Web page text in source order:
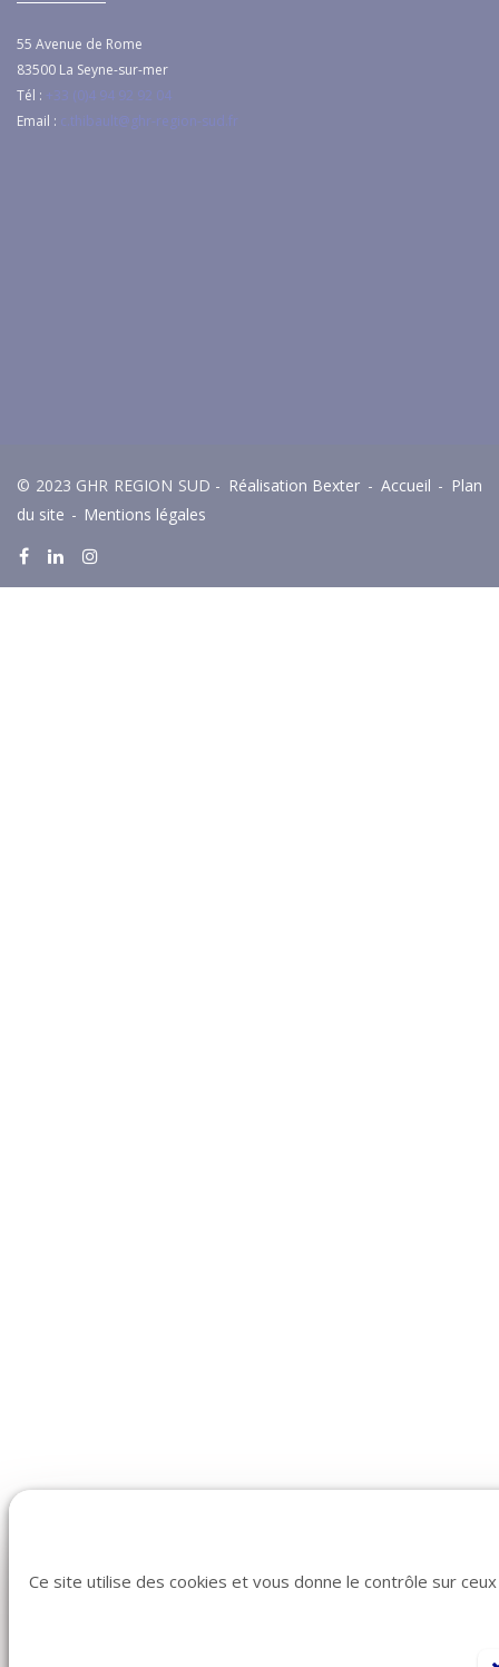
55 Avenue de Rome
83500 La Seyne-sur-mer
Tél : +33 (0)4 94 92 92 04
Email : c.thibault@ghr-region-sud.fr
© 2023 GHR REGION SUD - Réalisation Bexter - Accueil - Plan
du site - Mentions légales
Ce site utilise des cookies et vous donne le contrôle sur